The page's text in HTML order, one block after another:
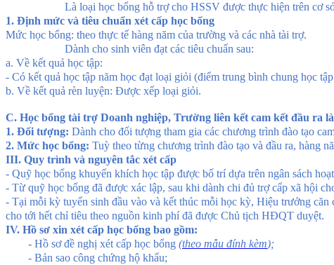
Là loại học bổng hỗ trợ cho HSSV được thực hiện trên cơ
1. Định mức và tiêu chuẩn xét cấp học bổng
Mức học bổng: theo thực tế hàng năm của trường và các nhà tài trợ.
Dành cho sinh viên đạt các tiêu chuẩn sau:
a. Về kết quả học tập:
- Có kết quả học tập năm học đạt loại giỏi (điểm trung bình chung học
b. Về kết quả rèn luyện: Được xếp loại giỏi.
C. Học bổng tài trợ Doanh nghiệp, Trường liên kết cam kết đầu ra
1. Đối tượng: Dành cho đối tượng tham gia các chương trình đào tạo
2. Mức học bổng: Tuỳ theo từng chương trình đào tạo và đầu ra, hàng
III. Quy trình và nguyên tắc xét cấp
- Quỹ học bổng khuyến khích học tập được bố trí dựa trên ngân sách
- Từ quỹ học bổng đã được xác lập, sau khi dành chi đủ trợ cấp xã hội
- Tại mỗi kỳ tuyển sinh đầu vào và kết thúc mỗi học kỳ, Hiệu trưởng
cho tới hết chỉ tiêu theo nguồn kinh phí đã được Chủ tịch HĐQT duyệt.
IV. Hồ sơ xin xét cấp học bổng bao gồm:
- Hồ sơ đề nghị xét cấp học bổng (theo mẫu đính kèm);
- Bản sao công chứng hộ khẩu;